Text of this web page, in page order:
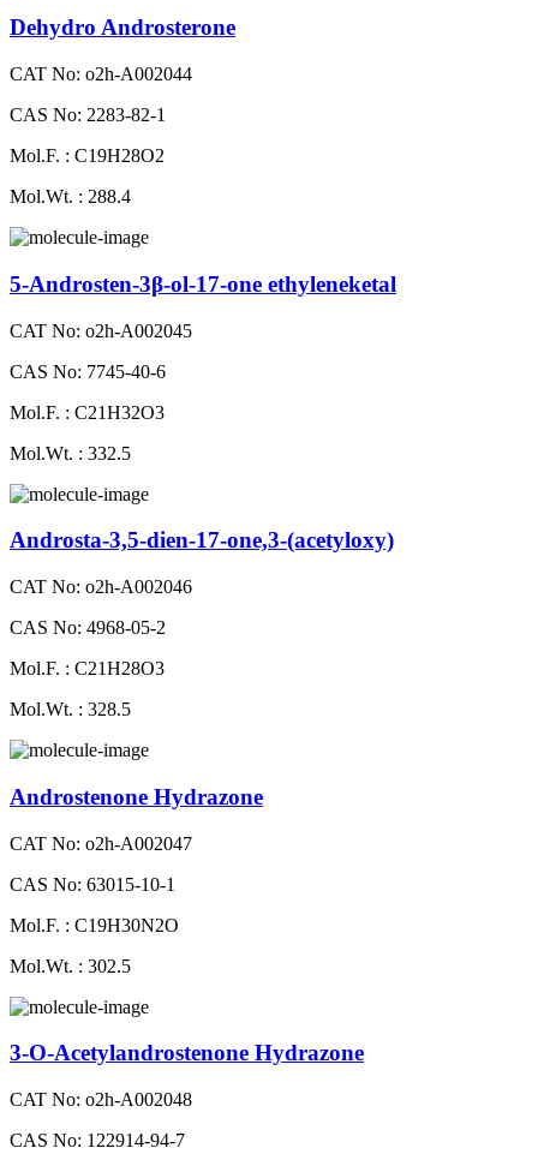
Dehydro Androsterone
CAT No: o2h-A002044
CAS No: 2283-82-1
Mol.F. : C19H28O2
Mol.Wt. : 288.4
5-Androsten-3β-ol-17-one ethyleneketal
CAT No: o2h-A002045
CAS No: 7745-40-6
Mol.F. : C21H32O3
Mol.Wt. : 332.5
Androsta-3,5-dien-17-one,3-(acetyloxy)
CAT No: o2h-A002046
CAS No: 4968-05-2
Mol.F. : C21H28O3
Mol.Wt. : 328.5
Androstenone Hydrazone
CAT No: o2h-A002047
CAS No: 63015-10-1
Mol.F. : C19H30N2O
Mol.Wt. : 302.5
3-O-Acetylandrostenone Hydrazone
CAT No: o2h-A002048
CAS No: 122914-94-7